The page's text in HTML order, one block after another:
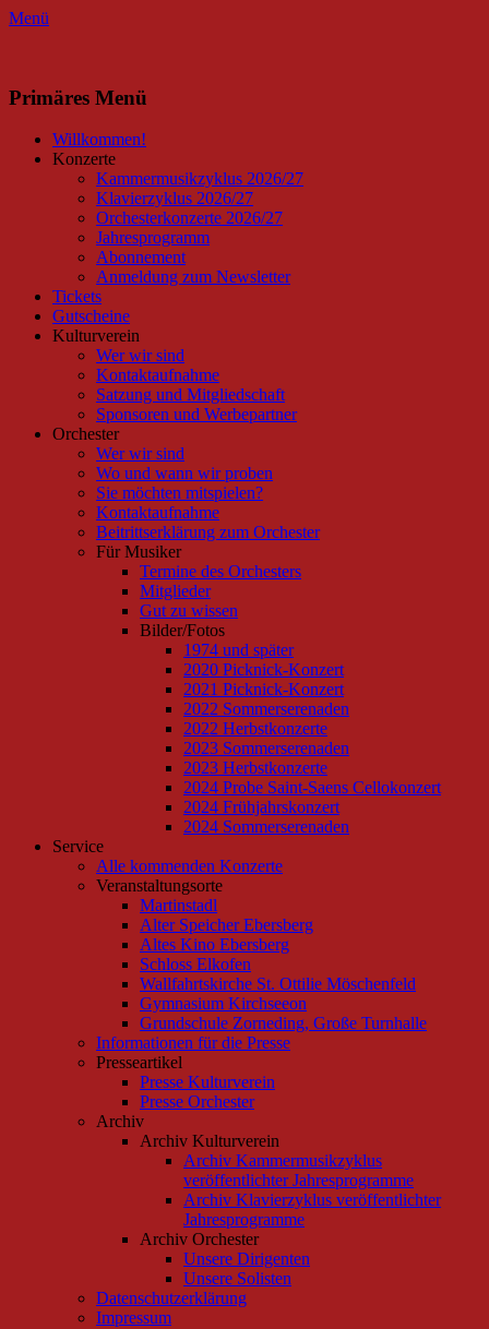
Menü
Primäres Menü
Zum
Inhalt
Willkommen!
Konzerte
Kammermusikzyklus 2026/27
Klavierzyklus 2026/27
Orchesterkonzerte 2026/27
Jahresprogramm
Abonnement
Anmeldung zum Newsletter
Tickets
Gutscheine
Kulturverein
Wer wir sind
Kontaktaufnahme
Satzung und Mitgliedschaft
Sponsoren und Werbepartner
Orchester
Wer wir sind
Wo und wann wir proben
Sie möchten mitspielen?
Kontaktaufnahme
Beitrittserklärung zum Orchester
Für Musiker
Termine des Orchesters
Mitglieder
Gut zu wissen
Bilder/Fotos
1974 und später
2020 Picknick-Konzert
2021 Picknick-Konzert
2022 Sommerserenaden
2022 Herbstkonzerte
2023 Sommerserenaden
2023 Herbstkonzerte
2024 Probe Saint-Saens Cellokonzert
2024 Frühjahrskonzert
2024 Sommerserenaden
Service
Alle kommenden Konzerte
Veranstaltungsorte
Martinstadl
Alter Speicher Ebersberg
Altes Kino Ebersberg
Schloss Elkofen
Wallfahrtskirche St. Ottilie Möschenfeld
Gymnasium Kirchseeon
Grundschule Zorneding, Große Turnhalle
Informationen für die Presse
Presseartikel
Presse Kulturverein
Presse Orchester
Archiv
Archiv Kulturverein
Archiv Kammermusikzyklus
veröffentlichter Jahresprogramme
Archiv Klavierzyklus veröffentlichter
Jahresprogramme
Archiv Orchester
Unsere Dirigenten
Unsere Solisten
Datenschutzerklärung
Impressum